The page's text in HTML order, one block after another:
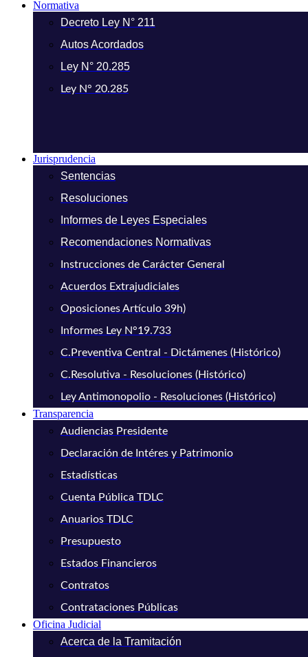
Normativa
Decreto Ley N° 211
Autos Acordados
Ley N° 20.285
Ley N° 20.285
Jurisprudencia
Sentencias
Resoluciones
Informes de Leyes Especiales
Recomendaciones Normativas
Instrucciones de Carácter General
Acuerdos Extrajudiciales
Oposiciones Artículo 39h)
Informes Ley N°19.733
C.Preventiva Central - Dictámenes (Histórico)
C.Resolutiva - Resoluciones (Histórico)
Ley Antimonopolio - Resoluciones (Histórico)
Transparencia
Audiencias Presidente
Declaración de Intéres y Patrimonio
Estadísticas
Cuenta Pública TDLC
Anuarios TDLC
Presupuesto
Estados Financieros
Contratos
Contrataciones Públicas
Oficina Judicial
Acerca de la Tramitación